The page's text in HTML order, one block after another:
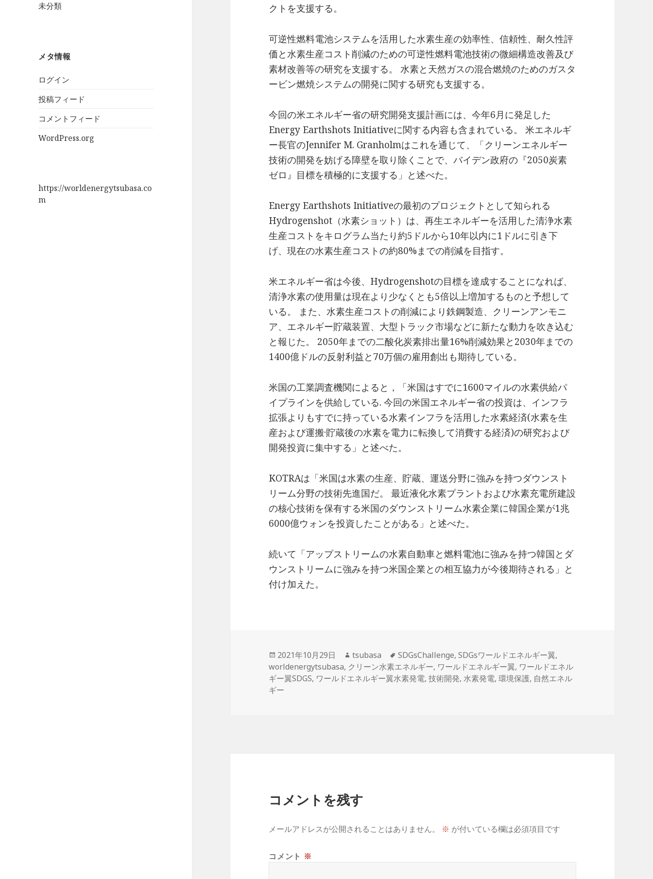
未分類
メタ情報
ログイン
投稿フィード
コメントフィード
WordPress.org
https://worldenergytsubasa.co
m
クトを支援する。
可逆性燃料電池システムを活用した水素生産の効率性、信頼性、耐久性評
価と水素生産コスト削減のための可逆性燃料電池技術の微細構造改善及び
素材改善等の研究を支援する。 水素と天然ガスの混合燃焼のためのガスタ
ービン燃焼システムの開発に関する研究も支援する。
今回の米エネルギー省の研究開発支援計画には、今年6月に発足した
Energy Earthshots Initiativeに関する内容も含まれている。 米エネルギ
ー長官のJennifer M. Granholmはこれを通じて、「クリーンエネルギー
技術の開発を妨げる障壁を取り除くことで、バイデン政府の『2050炭素
ゼロ』目標を積極的に支援する」と述べた。
Energy Earthshots Initiativeの最初のプロジェクトとして知られる
Hydrogenshot（水素ショット）は、再生エネルギーを活用した清浄水素
生産コストをキログラム当たり約5ドルから10年以内に1ドルに引き下
げ、現在の水素生産コストの約80%までの削減を目指す。
米エネルギー省は今後、Hydrogenshotの目標を達成することになれば、
清浄水素の使用量は現在より少なくとも5倍以上増加するものと予想して
いる。 また、水素生産コストの削減により鉄鋼製造、クリーンアンモニ
ア、エネルギー貯蔵装置、大型トラック市場などに新たな動力を吹き込む
と報じた。 2050年までの二酸化炭素排出量16%削減効果と2030年までの
1400億ドルの反射利益と70万個の雇用創出も期待している。
米国の工業調査機関によると，「米国はすでに1600マイルの水素供給パ
イプラインを供給している. 今回の米国エネルギー省の投資は、インフラ
拡張よりもすでに持っている水素インフラを活用した水素経済(水素を生
産および運搬·貯蔵後の水素を電力に転換して消費する経済)の研究および
開発投資に集中する」と述べた。
KOTRAは「米国は水素の生産、貯蔵、運送分野に強みを持つダウンスト
リーム分野の技術先進国だ。 最近液化水素プラントおよび水素充電所建設
の核心技術を保有する米国のダウンストリーム水素企業に韓国企業が1兆
6000億ウォンを投資したことがある」と述べた。
続いて「アップストリームの水素自動車と燃料電池に強みを持つ韓国とダ
ウンストリームに強みを持つ米国企業との相互協力が今後期待される」と
付け加えた。
投
稿
日:
2021年10月29日
作
成
者
tsubasa
タ
グ
SDGsChallenge,SDGsワールドエネルギー翼,
worldenergytsubasa, クリーン水素エネルギー, ワールドエネルギー翼, ワールドエネル
ギー翼SDGS, ワールドエネルギー翼水素発電,技術開発,水素発電,環境保護, 自然エネル
ギー
コメントを残す
メールアドレスが公開されることはありません。 ※ が付いている欄は必須項目です
コメント ※